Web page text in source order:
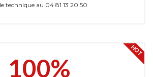
technique au 04 81 13 20 50
HOT
100%